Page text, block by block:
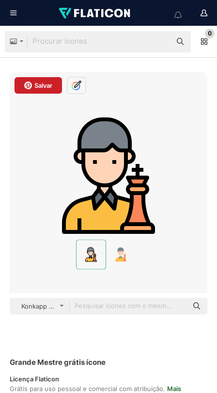
0
Salvar
Konkapp Outline Color
Grande Mestre grátis ícone
Licença Flaticon
Grátis para uso pessoal e comercial com atribuição. Mais